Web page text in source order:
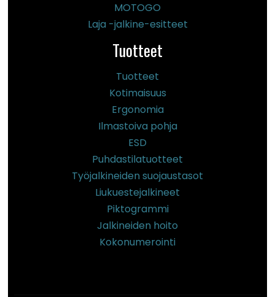
MOTOGO
Laja -jalkine-esitteet
Tuotteet
Tuotteet
Kotimaisuus
Ergonomia
Ilmastoiva pohja
ESD
Puhdastilatuotteet
Työjalkineiden suojaustasot
Liukuestejalkineet
Piktogrammi
Jalkineiden hoito
Kokonumerointi